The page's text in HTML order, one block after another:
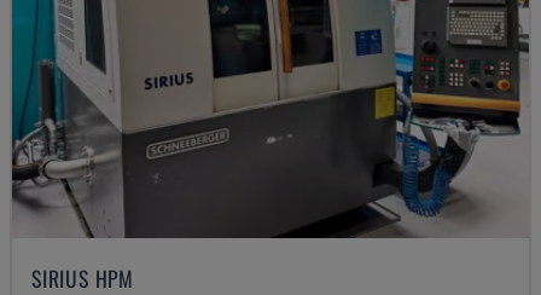
SIRIUS HPM